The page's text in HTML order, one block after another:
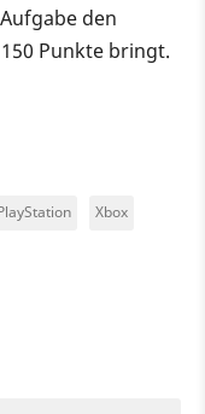
den
Punkte bringt.
Xbox